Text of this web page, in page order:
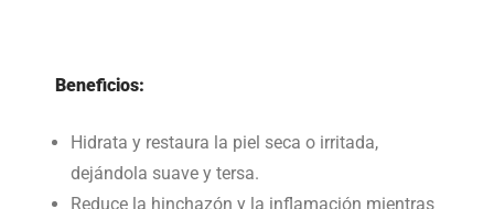
Beneficios:
Hidrata y restaura la piel seca o irritada,
dejándola suave y tersa.
Reduce la hinchazón y la inflamación mientras